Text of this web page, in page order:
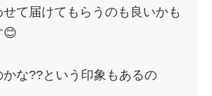
て届けてもらうのも良いかも
😊
な??という印象もあるの